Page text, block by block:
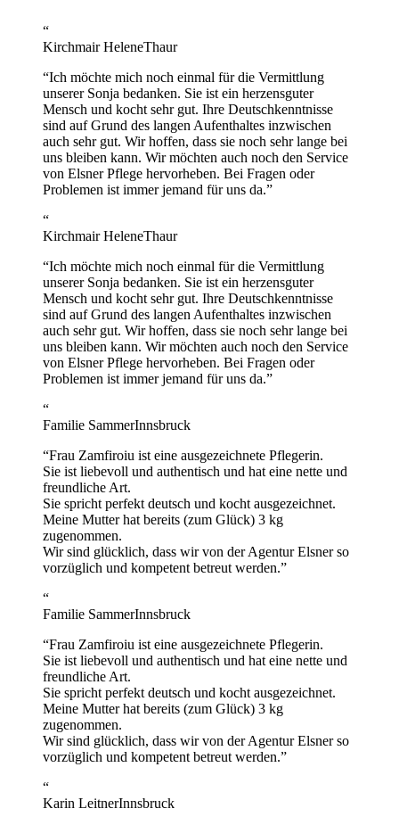
“
Kirchmair HeleneThaur
“Ich möchte mich noch einmal für die Vermittlung
unserer Sonja bedanken. Sie ist ein herzensguter
Mensch und kocht sehr gut. Ihre Deutschkenntnisse
sind auf Grund des langen Aufenthaltes inzwischen
auch sehr gut. Wir hoffen, dass sie noch sehr lange bei
uns bleiben kann. Wir möchten auch noch den Service
von Elsner Pflege hervorheben. Bei Fragen oder
Problemen ist immer jemand für uns da.”
“
Kirchmair HeleneThaur
“Ich möchte mich noch einmal für die Vermittlung
unserer Sonja bedanken. Sie ist ein herzensguter
Mensch und kocht sehr gut. Ihre Deutschkenntnisse
sind auf Grund des langen Aufenthaltes inzwischen
auch sehr gut. Wir hoffen, dass sie noch sehr lange bei
uns bleiben kann. Wir möchten auch noch den Service
von Elsner Pflege hervorheben. Bei Fragen oder
Problemen ist immer jemand für uns da.”
“
Familie SammerInnsbruck
“Frau Zamfiroiu ist eine ausgezeichnete Pflegerin.
Sie ist liebevoll und authentisch und hat eine nette und
freundliche Art.
Sie spricht perfekt deutsch und kocht ausgezeichnet.
Meine Mutter hat bereits (zum Glück) 3 kg
zugenommen.
Wir sind glücklich, dass wir von der Agentur Elsner so
vorzüglich und kompetent betreut werden.”
“
Familie SammerInnsbruck
“Frau Zamfiroiu ist eine ausgezeichnete Pflegerin.
Sie ist liebevoll und authentisch und hat eine nette und
freundliche Art.
Sie spricht perfekt deutsch und kocht ausgezeichnet.
Meine Mutter hat bereits (zum Glück) 3 kg
zugenommen.
Wir sind glücklich, dass wir von der Agentur Elsner so
vorzüglich und kompetent betreut werden.”
“
Karin LeitnerInnsbruck